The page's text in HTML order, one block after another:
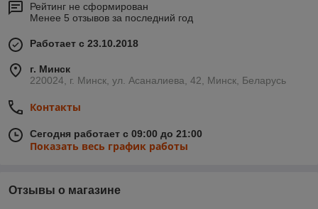
Рейтинг не сформирован
Менее 5 отзывов за последний год
Работает с 23.10.2018
г. Минск
220024, г. Минск, ул. Асаналиева, 42, Минск, Беларусь
Контакты
Сегодня работает с 09:00 до 21:00
Показать весь график работы
Отзывы о магазине